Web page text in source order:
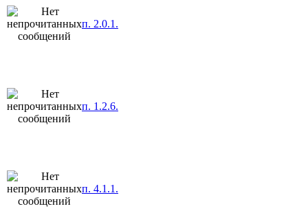
п. 2.0.1.
п. 1.2.6.
п. 4.1.1.